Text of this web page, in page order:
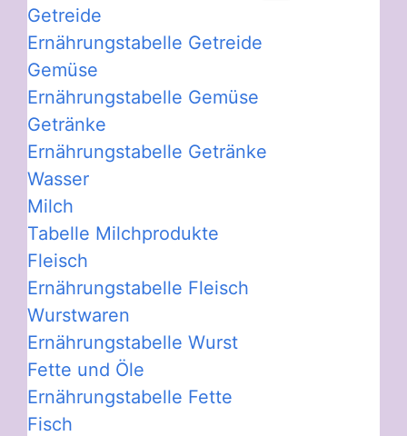
Getreide
Ernährungstabelle Getreide
Gemüse
Ernährungstabelle Gemüse
Getränke
Ernährungstabelle Getränke
Wasser
Milch
Tabelle Milchprodukte
Fleisch
Ernährungstabelle Fleisch
Wurstwaren
Ernährungstabelle Wurst
Fette und Öle
Ernährungstabelle Fette
Fisch